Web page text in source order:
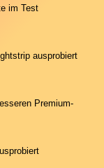
im Test
ausprobiert
Premium-